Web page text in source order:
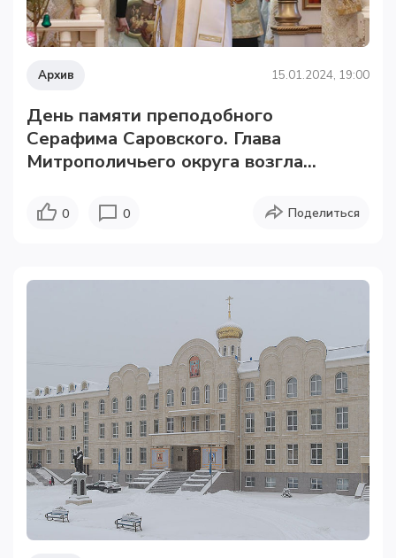
Архив 15.01.2024, 19:00
День памяти преподобного
Серафима Саровского. Глава
Митрополичьего округа возгла...
0 0 Поделиться